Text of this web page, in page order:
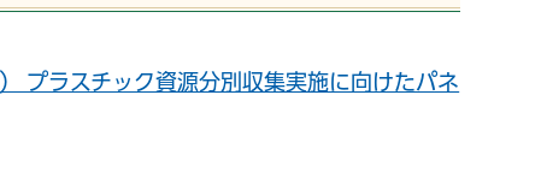
ラスチック資源分別収集実施に向けたパネ